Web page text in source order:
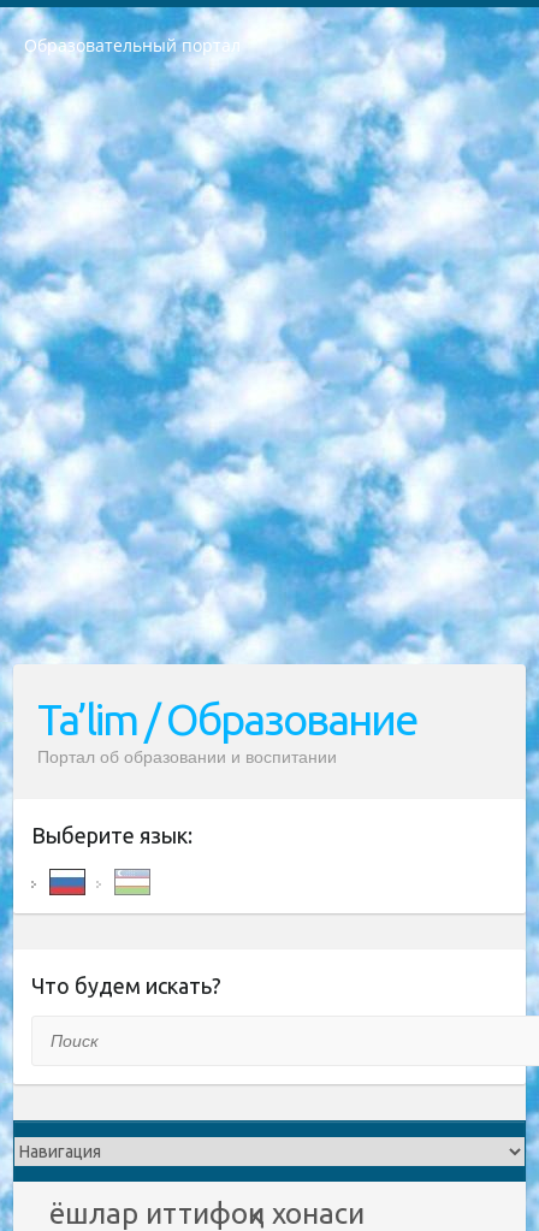
Образовательный портал
РЕСПУБЛИКА УЗБЕКИСТАН МИНИСТРЕРСТВО ДОШКОЛЬНОГО И ШКОЛЬНОГО ОБРАЗОВАНИЯ КОМАНДА в общеобразовательных учреждениях в 2023-2024 учебном году организация и проведение итоговой государственной аттестации обучающихся о Министра дошкольного и школьного образования Республики Узбекистан от 4 марта 2008 года (постановлением Минюста от 20 марта 2008 года № 1778 государственной регистрации) «Итоговое состояние учащихся общего среднего образования на основании положения об утверждении положения об аттестации общего среднего образования выпускной экзамен студентов в образовательных учреждениях в 2023-2024 учебном году В целях организации и прохождения аттестации приказываю: 1. Следующее: перечень предметов, по которым будет проводиться итоговая государственная аттестация и экзамен формы перевода согласно приложению 1; сертификаты международного образца, оценивающие уровень владения иностранными языками перечень согласно приложению 2; 2. Педагогический при специализированных образовательных учреждениях. научно-практический центр квалификации и международной оценки (Д.Давидова) 2024 г. До 25 марта: задания по предметам, по которым будет проводиться итоговая аттестация разработка и утверждение технических условий; итоговая аттестация на основании разработанного предметного задания разработка вопросов по предметам (устно и письменно), экзамен передача; общеобразовательные средние школы и специальные учебные заведения учащиеся выпускных классов школ и интернатов в агентской системе подготовка базы данных экзаменационных материалов и критериев оценки; перевод базы экзаменационных материалов на все языки обучения подать в Республиканский образовательный центр для изготовления; варианты экзаменов на основе разработанных контрольных материалов пусть будут поставлены задачи формирования. 3. Республиканский образовательный центр (Ш.Худайкулов) до 5 апреля 2024 года. до: база данных предоставленных экзаменационных материалов на все языки обучения перевод и экспертиза; для слепых, слабовидящих, глухих, слабослышащих и умственно отсталых детей учащиеся выпускных классов специализированных школ и школ-интернатов база данных экзаменационных материалов на всех преподаваемых языках подготовка критериев оценки; специализированные школы для умственно отсталых детей и технологии для учащихся выпускных классов школ-интернатов разработка соответствующих рекомендаций и критериев проведения ЕГЭ по естествознанию давать задания. 4. Педагогический при специализированных образовательных учреждениях. Научно-практический центр навыков и международной оценки (Д.Давидова), Республика образовательный центр (Худайкулов Ш.) итоговый государственный аттестационный экзамен ориентирован на творческое и логическое мышление при подготовке базы материалов учитывать введение заданий. 5. Следует отметить, что: сертификат государственного образца о знании общеобразовательного предмета и как минимум национальный уровень B1 по предметам на иностранных языках, указанным в Приложении 2. или международно признанный сертификат эквивалентного уровня студенты, изучающие определенный предмет, освобождаются от экзамена; по соответствующим предметам запланирована итоговая государственная аттестация за день до дня, путем жеребьевки Рабочей группой (в письменной форме по предметам, проводимым в форме) из числа сформированных вариантов выбрано 2 варианта; 2 выбранных варианта экзамена анонсированы на официальном сайте министерства и все выпускники по всей стране на основе этих вариантов проводит итоговую государственную аттестацию. 6. Государственное образование учащихся средних общеобразовательных учреждений. знания в соответствии с квалификационными требованиями, которые необходимо приобрести на основании стандартов итоговый (выпускной) контроль для 9 и 11 классов в целях тестирования Экзамены (далее – экзамены) состоят из предметов, перечисленных в приложении 1. будет сделано. 7. Экзамены пройдут с 26 мая по 15 июня 2024 г. (кроме науки физического воспитания). 8. Физическая для учащихся 9 классов общесредних образовательных учреждений. Экзамены по предмету «Образование, квалификация медицина» 1-6 мая 2024 года. сотрудники перевести под присмотр (с отклонениями в физическом или умственном развитии) специализированная школа для детей, школы-интернаты и со сколиозом школы-интернаты санаторного типа для больных детей исключены). 9. Он был слепым, слабовидящим и имел нарушения опорно-двигательного аппарата. экзамены в специализированных школах и интернатах для детей должны проводиться исходя из требований, предъявляемых к общеобразовательным учреждениям (физкультура кроме науки). 10. Специализированная школа для глухих и слабослышащих детей. и экзамены в интернатах и быть реализован в виде письменного теста по математике. 11. Специальность для умственно отсталых детей. Для 9 класса Родной язык и литературное письмо Государственный язык (язык обучения – узбекский). для неклассов) написано Математическое письмо Письменная/устная история Узбекистана Физическое воспитание практично Итоговый контроль Для 11 класса Написание родного языка и литературы (эссе) Математическое письмо Узбекский язык (обучение на узбекском языке) не посещающее общее среднее образование для учреждений)/Образовательное учреждение выбор письменный и устный Иностранный язык письменный/устный Письменная/устная история Узбекистана *По выбору студента:  Химия  Физика  Основы государственного права  География 10 бесплатных образовательных ресурсов - Мы составили подборку онлайн-проектов с интерактивными упражнениями, видеолекциями и статьями. Они помогут вам обрести новые и освежить старые знания бесплатно. 1. «ИНТУИТ» Старейшая образовательная площадка Рунета. Здесь вы найдёте сотни текстовых и видеокурсов на десятки различных тем — от программирования до психологии. Многие курсы подготовлены российскими университетами и крупными международными компаниями вроде Intel и Microsoft. Самостоятельное обучение бесплатное, но желающие могут оплатить услуги персональных наставников. 2. «Смартия» знакомит с актуальными профессиями и подсказывает, как им обучаться. Выбрав заинтересовавшую вас специальность — SMM-специалист, фотограф, веб-дизайнер или другую, — увидите список необходимых для неё умений. Чтобы вы могли освоить их самостоятельно, для каждого умения площадка отображает подборку ссылок на учебные материалы. Хотя «Смартия» ориентируется на русскоязычную аудиторию, часть контента всё же доступна только на английском. 3. «Лекторий Физтеха» Проект Московского физико-технического института (Физтеха). С его помощью вы можете смотреть онлайн серии лекций, записанные на видео в этом вузе. В числе доступных предметов — физика, биология, химия, информационные технологии и другие. К некоторым лекциям администрация ресурса прилагает готовые конспекты, которые можно скачивать в PDF-формате. 4. ITMOcourses Онлайн-площадка Санкт-Петербургского национального исследовательского университета информационных технологий, механики и оптики (ИТМО). Ресурс предоставляет свободный доступ к курсам, разработанным в этом вузе. Каталог материалов разбит на четыре категории: «Оптические системы и технологии», «Приборостроение и робототехника», «Информационные технологии» и «Биотехнологии». Курсы состоят из видеолекций, интерактивных демонстраций и заданий. 5. «КиберЛенинка» Электронная научная библиотека открытого доступа. Каталог площадки регулярно обрастает текстами статей из различных научных изданий. Сгруппированные по журналам и рубрикам публикации можно читать онлайн или скачивать целиком в PDF-формате. Проект нацелен на популяризацию науки за счёт открытого доступа к качественной информации. 6. «ПостНаука» На этом ресурсе публикуют подборки видеолекций, составленные экспертами из разных отраслей и объединённые общими темами. Среди них, к примеру, есть серии «Биоинформатика и геномика», «Культура средневековой Скандинавии» и Cinema Studies о теории кино. Каждая подборка лекций — логически связанная история, рассказанная экспертом от первого лица. Кроме того, на сайте появляются научно-образовательные статьи и тесты на разные темы. 7. «Newочём» Команда проекта «Newочём» отбирает самые интересные тексты из англоязычных СМИ и переводит те из них, за которые голосуют участники сообщества «ВКонтакте». По большей части это научно-популярные статьи. Редакторы придумывают лишь заголовки, в остальном содержание переводов соответствует оригиналам. Полные тексты можно читать прямо в социальной сети. 8. InternetUrok Онлайн-база материалов по основным дисциплинам школьной программы. Информация на сайте структурирована по классам, предметам и темам (урокам). Каждый урок состоит из видеолекций и конспектов. Есть также интерактивные тренажёры и тесты для закрепления пройденного материала. Даже если вы давно окончили школу, возможность повторить программу старших классов всегда может пригодиться. 9. Edutainme Ещё один ресурс об образовании. В отличие от Newtonew, как мне кажется, Edutainme больше ориентируется на представителей индустрии: педагогов, предпринимателей, разработчиков образовательных проектов. Но и любой, кто просто стремится к саморазвитию, найдёт на сайте много полезного и интересного для себя. Например, информацию о новых курсах и образовательных сервисах. 10. Newtonew Онлайн-медиа об образовании и обучении в широком смысле. Авторы Newtonew пишут об инструментах, заведениях, тактиках и стратегиях, которые помогают учить других и получать новые знания самостоятельно. На этой площадке вы найдёте новости, обзоры, аналитические мат
Ta’lim / Образование
Портал об образовании и воспитании
Выберите язык:
Что будем искать?
ёшлар иттифоқи хонаси